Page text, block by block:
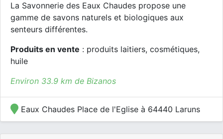
La Savonnerie des Eaux Chaudes propose une
gamme de savons naturels et biologiques aux
senteurs différentes.
Produits en vente : produits laitiers, cosmétiques,
huile
Environ 33.9 km de Bizanos
Eaux Chaudes Place de l'Eglise à 64440 Laruns